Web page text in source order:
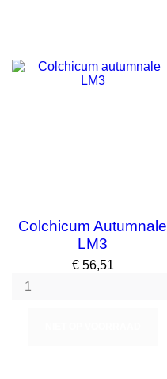
Colchicum Autumnale
LM3
Prijs
€ 56,51